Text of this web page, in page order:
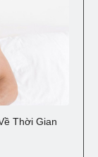
Thời Gian